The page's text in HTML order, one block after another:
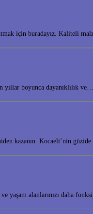
için buradayız. Kaliteli
boyunca dayanıklılık ve…
kazanın. Kocaeli’nin
yaşam alanlarınızı daha